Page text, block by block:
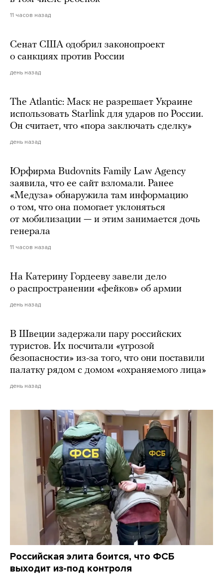
11 часов назад
Сенат США одобрил законопроект
о санкциях против России
день назад
The Atlantic: Маск не разрешает Украине
использовать Starlink для ударов по России.
Он считает, что «пора заключать сделку»
день назад
Юрфирма Budovnits Family Law Agency
заявила, что ее сайт взломали. Ранее
«Медуза» обнаружила там информацию
о том, что она помогает уклоняться
от мобилизации — и этим занимается дочь
генерала
11 часов назад
На Катерину Гордееву завели дело
о распространении «фейков» об армии
день назад
В Швеции задержали пару российских
туристов. Их посчитали «угрозой
безопасности» из-за того, что они поставили
палатку рядом с домом «охраняемого лица»
день назад
Российская элита боится, что ФСБ
выходит из-под контроля